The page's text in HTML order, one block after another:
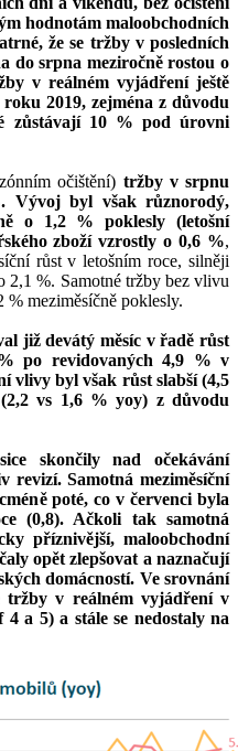
hodnotám maloobchodních
že se tržby v posledních
do srpna meziročně rostou o
v reálném vyjádření ještě
2019, zejména z důvodu
zůstávají 10 % pod úrovni
očištění) tržby v srpnu
Vývoj byl však různorodý,
o 1,2 % poklesly (letošní
zboží vzrostly o 0,6 %,
růst v letošním roce, silněji
2,1 %. Samotné tržby bez vlivu
meziměsíčně poklesly.
již devátý měsíc v řadě růst
po revidovaných 4,9 % v
vlivy byl však růst slabší (4,5
vs 1,6 % yoy) z důvodu
skončily nad očekávání
revizí. Samotná meziměsíční
poté, co v červenci byla
(0,8). Ačkoli tak samotná
příznivější, maloobchodní
opět zlepšovat a naznačují
domácností. Ve srovnání
tržby v reálném vyjádření v
a 5) a stále se nedostaly na